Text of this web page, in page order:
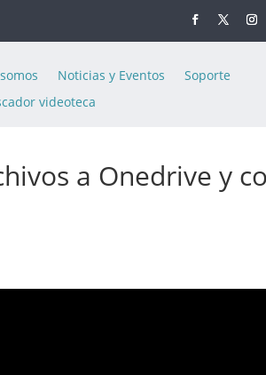
Noticias y Eventos
Soporte
videoteca
a Onedrive y